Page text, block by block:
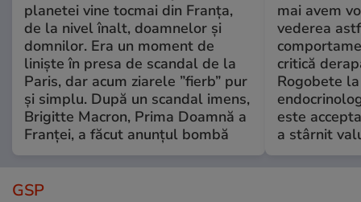
planetei vine tocmai din Franța,
de la nivel înalt, doamnelor și
domnilor. Era un moment de
liniște în presa de scandal de la
Paris, dar acum ziarele ”fierb” pur
și simplu. După un scandal imens,
Brigitte Macron, Prima Doamnă a
Franței, a făcut anunțul bombă
mai avem
vederea
critică
Rogobete
este
a stârnit
GSP